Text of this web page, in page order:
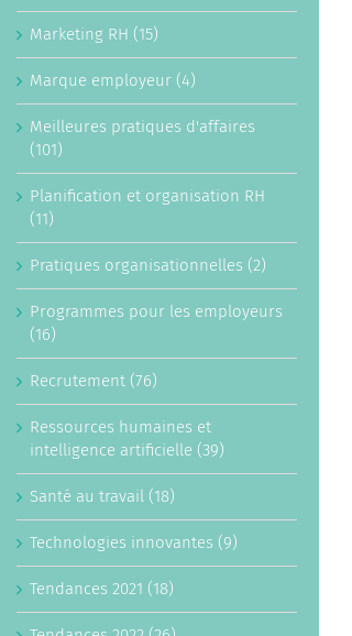
: le petit avantage RH qui
éviter une grande facture de
Marketing RH (15)
Marque employeur (4)
Meilleures pratiques d'affaires
(101)
Planification et organisation RH
(11)
Pratiques organisationnelles (2)
Programmes pour les employeurs
(16)
Recrutement (76)
Ressources humaines et
intelligence artificielle (39)
Santé au travail (18)
Technologies innovantes (9)
Tendances 2021 (18)